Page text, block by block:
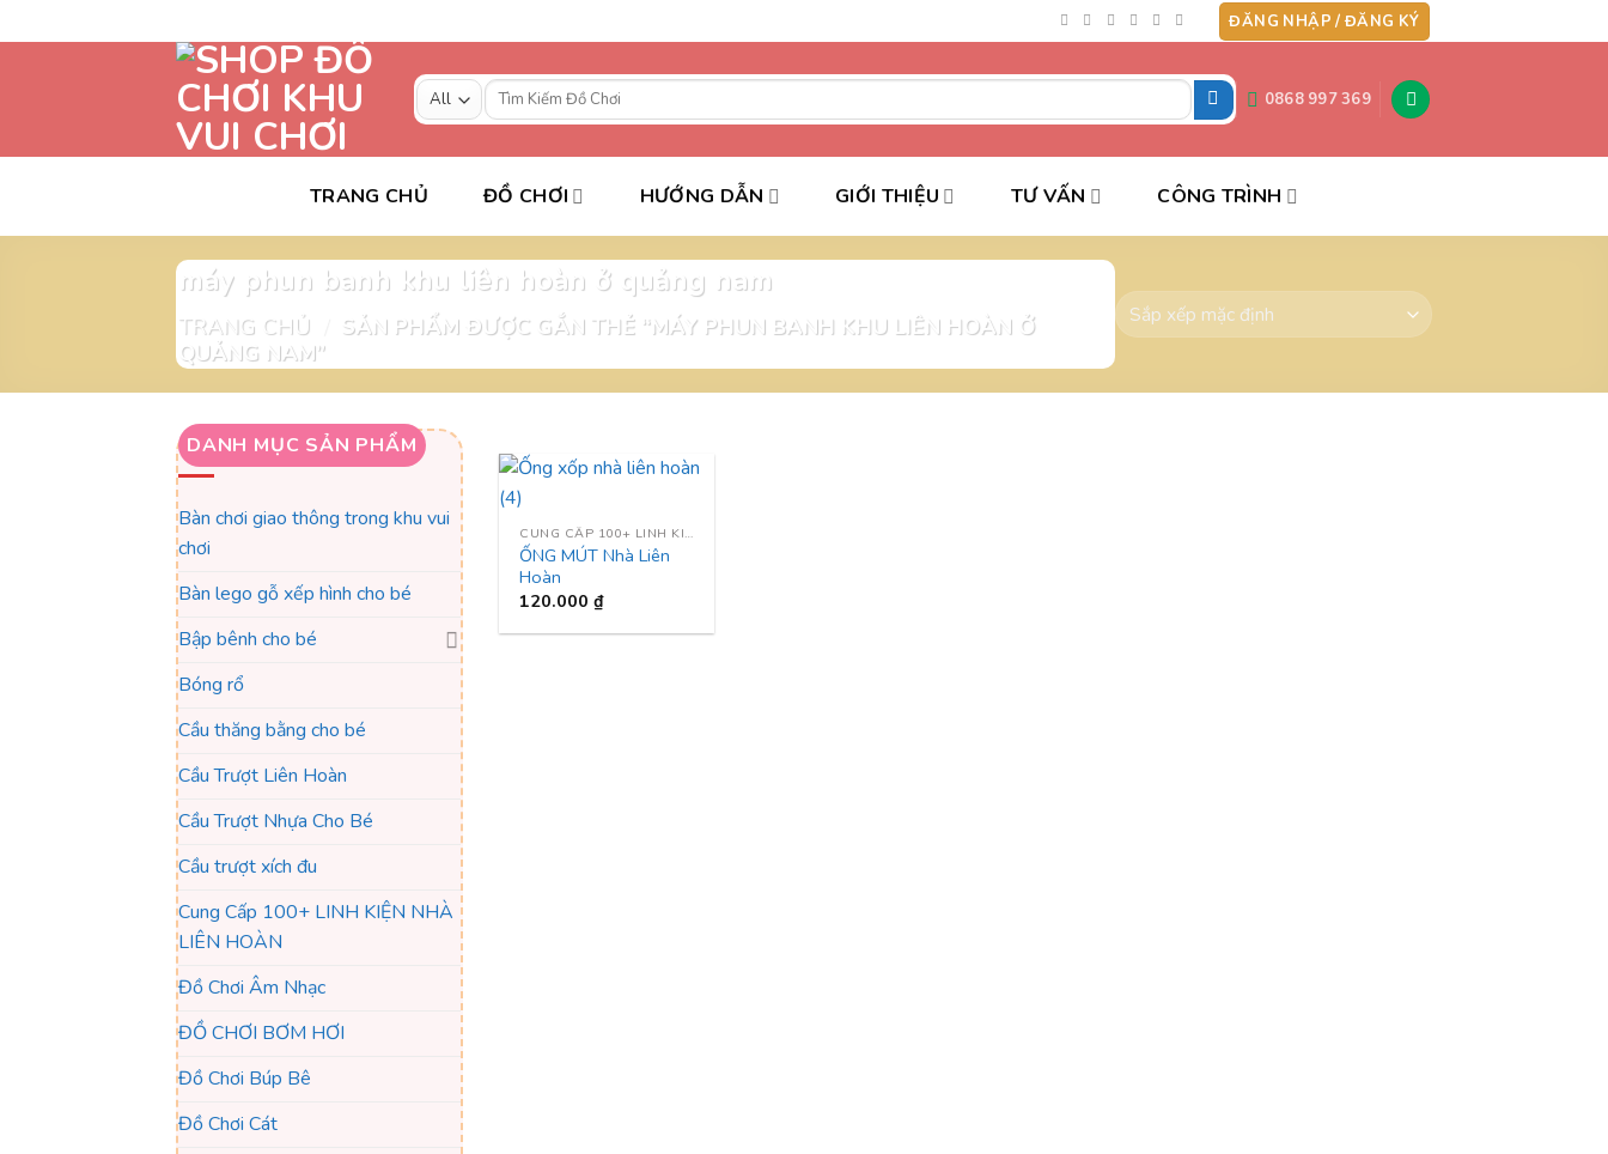
to
ĐĂNG NHẬP / ĐĂNG KÝ
Tìm
kiếm:
0868 997 369
TRANG CHỦ ĐỒ CHƠI HƯỚNG DẪN GIỚI THIỆU TƯ VẤN CÔNG TRÌNH
máy phun banh khu liên hoàn ở quảng nam
TRANG CHỦ
SẢN PHẨM ĐƯỢC GẮN THẺ “MÁY PHUN BANH KHU LIÊN HOÀN Ở
QUẢNG NAM”
DANH MỤC SẢN PHẨM
Bàn chơi giao thông trong khu vui
chơi
Bàn lego gỗ xếp hình cho bé
Bập bênh cho bé
Bóng rổ
Cầu thăng bằng cho bé
Cầu Trượt Liên Hoàn
Cầu Trượt Nhựa Cho Bé
Cầu trượt xích đu
Cung Cấp 100+ LINH KIỆN NHÀ
LIÊN HOÀN
Đồ Chơi Âm Nhạc
ĐỒ CHƠI BƠM HƠI
Đồ Chơi Búp Bê
Đồ Chơi Cát
CUNG CẤP 100+ LINH KIỆN NHÀ LIÊN HOÀN
ỐNG MÚT Nhà Liên
Hoàn
120.000₫